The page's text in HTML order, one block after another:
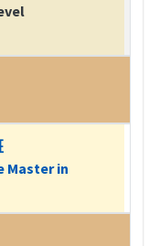
Master in